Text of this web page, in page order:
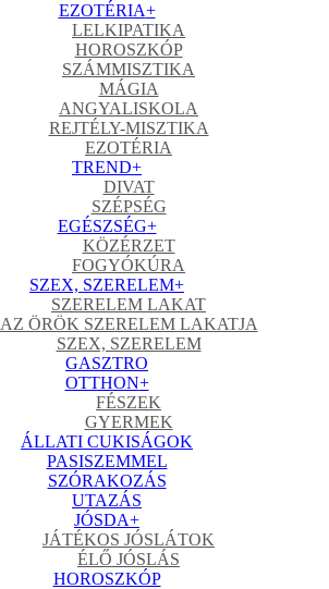
EZOTÉRIA+
LELKIPATIKA
HOROSZKÓP
SZÁMMISZTIKA
MÁGIA
ANGYALISKOLA
REJTÉLY-MISZTIKA
EZOTÉRIA
TREND+
DIVAT
SZÉPSÉG
EGÉSZSÉG+
KÖZÉRZET
FOGYÓKÚRA
SZEX, SZERELEM+
SZERELEM LAKAT
AZ ÖRÖK SZERELEM LAKATJA
SZEX, SZERELEM
GASZTRO
OTTHON+
FÉSZEK
GYERMEK
ÁLLATI CUKISÁGOK
PASISZEMMEL
SZÓRAKOZÁS
UTAZÁS
JÓSDA+
JÁTÉKOS JÓSLÁTOK
ÉLŐ JÓSLÁS
HOROSZKÓP